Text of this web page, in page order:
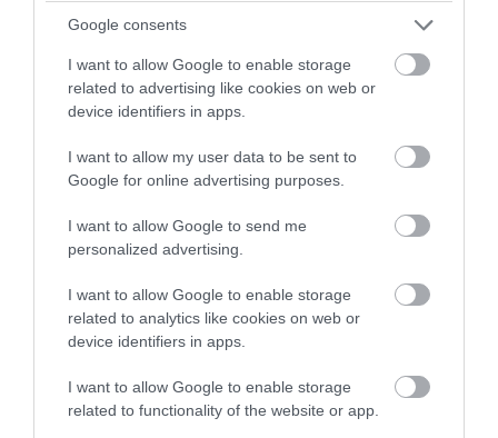
Google consents
I want to allow Google to enable storage
related to advertising like cookies on web or
device identifiers in apps.
I want to allow my user data to be sent to
Google for online advertising purposes.
I want to allow Google to send me
personalized advertising.
I want to allow Google to enable storage
related to analytics like cookies on web or
device identifiers in apps.
I want to allow Google to enable storage
related to functionality of the website or app.
PRONEWS.GR /AUTO - MOTO
Λέσβος: Οδηγός κάνει τετραπλή
προσπέραση πάνω σε στροφή και
γλιτώνει την τελευταία στιγμή από
σύγκρουση! (βίντεο)